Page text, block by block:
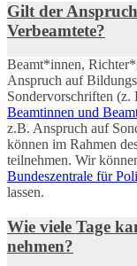
Gilt der
Verbeamtete?
Beamt*innen,
Anspruch auf
Sondervorschriften (z.
Beamtinnen und
z.B. Anspruch auf
können im Rahmen
teilnehmen. Wir
Bundeszentrale für
lassen.
Wie viele Tage
nehmen?